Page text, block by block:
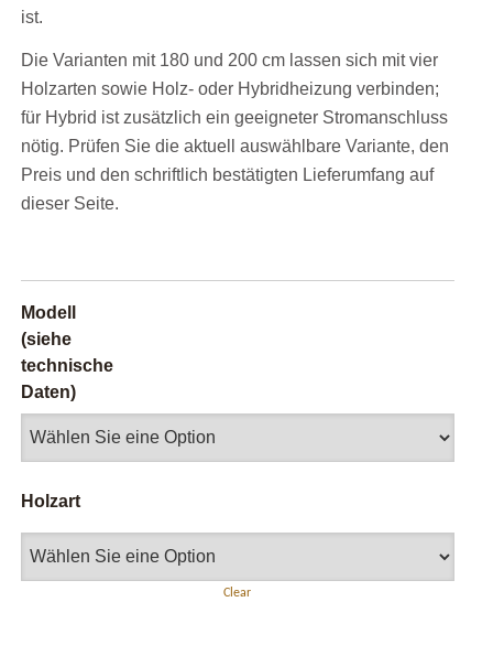
ist.
Die Varianten mit 180 und 200 cm lassen sich mit vier
Holzarten sowie Holz- oder Hybridheizung verbinden;
für Hybrid ist zusätzlich ein geeigneter Stromanschluss
nötig. Prüfen Sie die aktuell auswählbare Variante, den
Preis und den schriftlich bestätigten Lieferumfang auf
dieser Seite.
Modell
(siehe
technische
Daten)
Holzart
Clear